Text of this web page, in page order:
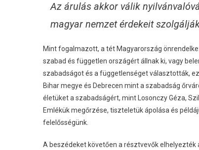
Az árulás akkor válik
magyar nemzet érdekeit
Mint fogalmazott, a tét Magyarország
szabad és független országért állnak ki, vagy
szabadságot és a függetlenséget választották,
Bihar megye és Debrecen mint a szabadság
életüket a szabadságért, mint Losonczy Géza,
Emlékük megőrzése, tiszteletük ápolása és
felelősségünk.
A beszédeket követően a résztvevők